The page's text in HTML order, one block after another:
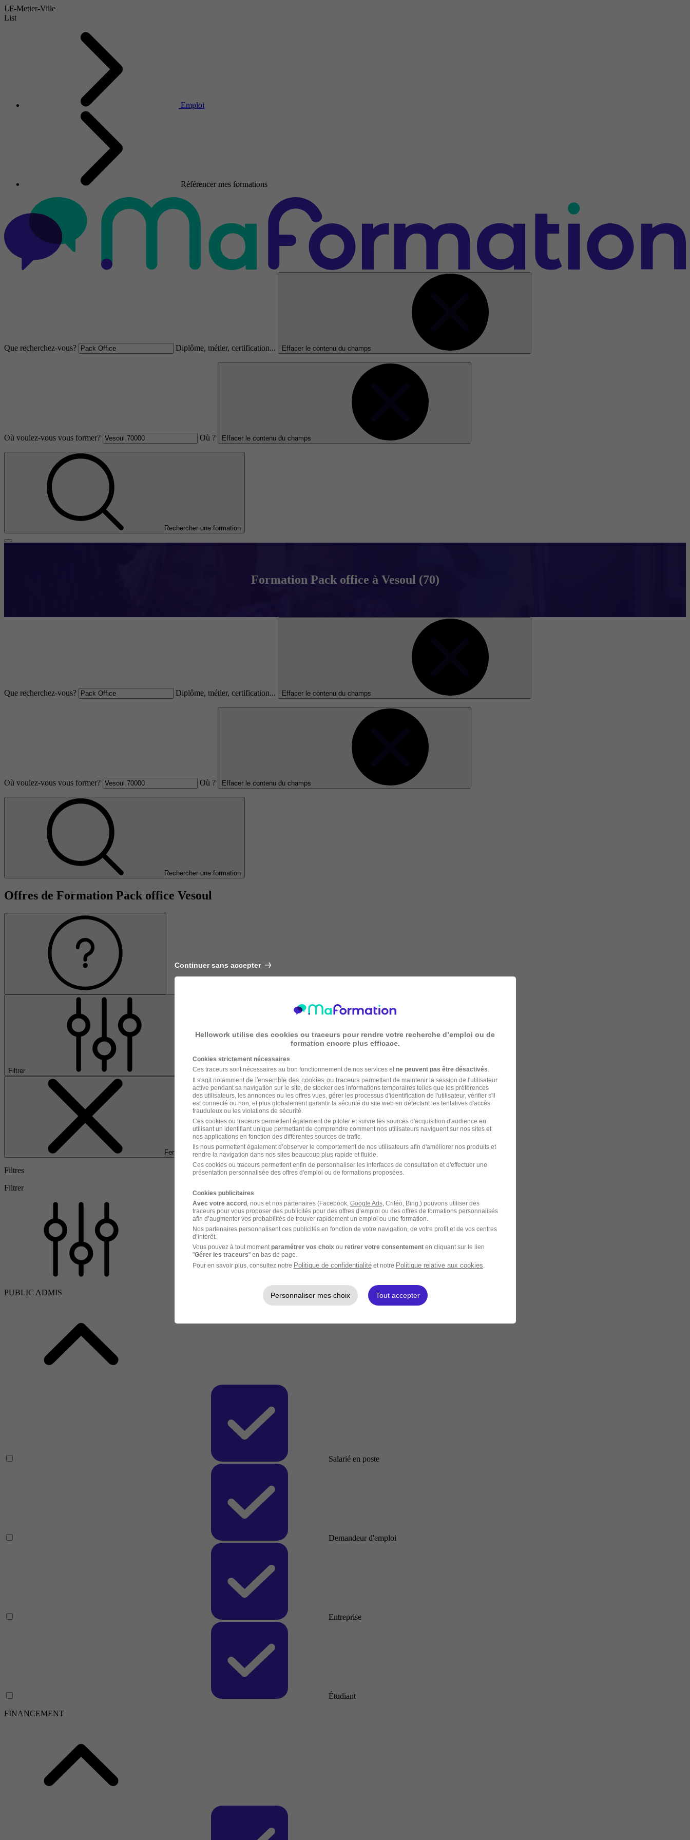
LF-Metier-Ville
List
Emploi
Référencer mes formations
Que recherchez-vous? Diplôme, métier, certification... Effacer le contenu du champs
Où voulez-vous vous former? Où ? Effacer le contenu du champs
Rechercher une formation
Formation Pack office à Vesoul (70)
Que recherchez-vous? Diplôme, métier, certification... Effacer le contenu du champs
Où voulez-vous vous former? Où ? Effacer le contenu du champs
Rechercher une formation
Offres de Formation Pack office Vesoul
Filtrer
Fermer
Filtres
Filtrer
PUBLIC ADMIS
Salarié en poste
Demandeur d'emploi
Entreprise
Étudiant
FINANCEMENT
Continuer sans accepter
Hellowork utilise des cookies ou traceurs pour rendre votre recherche d’emploi ou de
formation encore plus efficace.
Cookies strictement nécessaires
Ces traceurs sont nécessaires au bon fonctionnement de nos services et ne peuvent pas être désactivés
Il s'agit notamment de l'ensemble des cookies ou traceurs permettant de maintenir la session de l'utilisateur
active pendant sa navigation sur le site, de stocker des informations temporaires telles que les préférences
des utilisateurs, les annonces ou les offres vues, gérer les processus d'identification de l'utilisateur, vérifier s'il
est connecté ou non, et plus globalement garantir la sécurité du site web en détectant les tentatives d'accès
frauduleux ou les violations de sécurité.
Ces cookies ou traceurs permettent également de piloter et suivre les sources d'acquisition d'audience en
utilisant un identifiant unique permettant de comprendre comment nos utilisateurs naviguent sur nos sites et
nos applications en fonction des différentes sources de trafic.
Ils nous permettent également d’observer le comportement de nos utilisateurs afin d'améliorer nos produits et
rendre la navigation dans nos sites beaucoup plus rapide et fluide.
Ces cookies ou traceurs permettent enfin de personnaliser les interfaces de consultation et d'effectuer une
présentation personnalisée des offres d'emploi ou de formations proposées.
Cookies publicitaires
Avec votre accord, nous et nos partenaires (Facebook, Google Ads, Critéo, Bing,) pouvons utiliser des
traceurs pour vous proposer des publicités pour des offres d’emploi ou des offres de formations personnalisés
afin d’augmenter vos probabilités de trouver rapidement un emploi ou une formation.
Nos partenaires personnalisent ces publicités en fonction de votre navigation, de votre profil et de vos centres
d’intérêt.
Vous pouvez à tout moment paramétrer vos choix ou retirer votre consentementen cliquant sur le lien
"Gérer les traceurs" en bas de page.
Pour en savoir plus, consultez notre Politique de confidentialitéet notre Politique relative aux cookies
Personnaliser mes choix Tout accepter